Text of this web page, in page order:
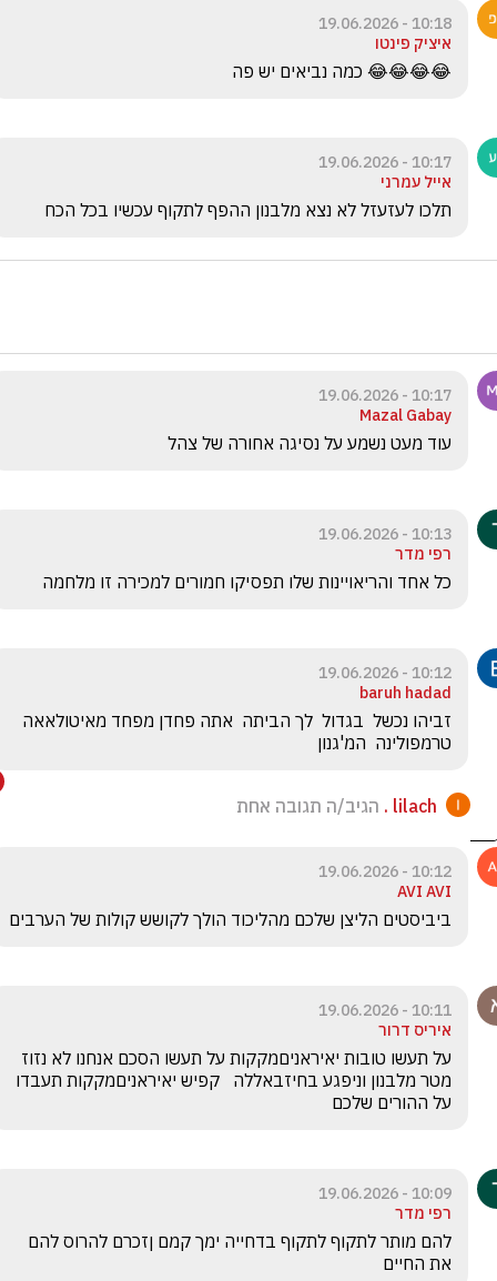
10:18 - 19.06.2026
איציק פינטו
😂😂😂😂 כמה נביאים יש פה
10:17 - 19.06.2026
אייל עמרני
תלכו לעזעזל לא נצא מלבנון ההפף לתקוף עכשיו בכל הכח
10:17 - 19.06.2026
Mazal Gabay
עוד מעט נשמע על נסיגה אחורה של צהל
10:13 - 19.06.2026
רפי מדר
כל אחד והריאויינות שלו תפסיקו חמורים למכירה זו מלחמה
10:12 - 19.06.2026
baruh hadad
טרמפולינה  המ'גנון
lilach . הגיב/ה תגובה אחת
10:12 - 19.06.2026
AVI AVI
ביביסטים הליצן שלכם מהליכוד הולך לקושש קולות של הערבים
10:11 - 19.06.2026
איריס דרור
על ההורים שלכם
10:09 - 19.06.2026
רפי מדר
את החיים